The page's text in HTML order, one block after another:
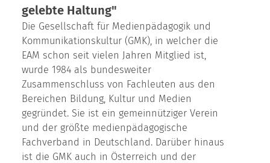
gelebte Haltung"
Die Gesellschaft für Medienpädagogik und
Kommunikationskultur (GMK), in welcher die
EAM schon seit vielen Jahren Mitglied ist,
wurde 1984 als bundesweiter
Zusammenschluss von Fachleuten aus den
Bereichen Bildung, Kultur und Medien
gegründet. Sie ist ein gemeinnütziger Verein
und der größte medienpädagogische
Fachverband in Deutschland. Darüber hinaus
ist die GMK auch in Österreich und der